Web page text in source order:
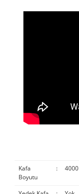
Kafa
Boyutu
: 4000